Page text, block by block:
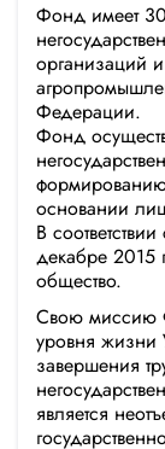
Фонд имеет
организаций
Федерации.
Фонд
основании
В
декабре 2015
общество.
Свою миссию
уровня жизни
завершения
является